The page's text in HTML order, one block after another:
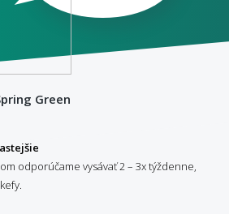
Green
odporúčame vysávať 2 – 3x týždenne,